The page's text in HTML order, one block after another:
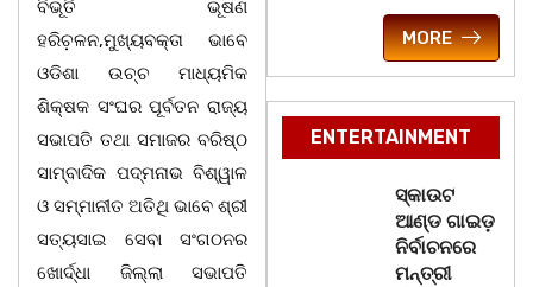
ବିଭୂତି ଭୂଷଣ
ହରିଚ଼ଳନ,ମୁଖ୍ୟବକ୍ତା ଭାବେ
ଓଡିଶା ଉଚ୍ଚ ମାଧ୍ୟମିକ
ଶିକ୍ଷକ ସଂଘର ପୂର୍ବତନ ରାଜ୍ୟ
ସଭାପତି ତଥା ସମାଜର ବରିଷ୍ଠ
ସାମ୍ବାଦିକ ପଦ୍ମନାଭ ବିଶ୍ୱାଳ
ଓ ସମ୍ମାନୀତ ଅତିଥି ଭାବେ ଶ୍ରୀ
ସତ୍ୟସାଇ ସେବା ସଂଗଠନର
ଖୋର୍ଦ୍ଧା ଜିଲ୍ଲା ସଭାପତି
MORE
ENTERTAINMENT
ସ୍କାଉଟ
ଆଣ୍ଡ ଗାଇଡ଼
ନିର୍ବାଚନରେ
ମନ୍ତ୍ରୀ